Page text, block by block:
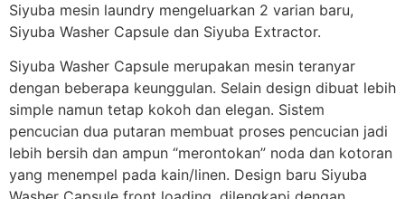
Siyuba mesin laundry mengeluarkan 2 varian baru,
Siyuba Washer Capsule dan Siyuba Extractor.
Siyuba Washer Capsule merupakan mesin teranyar
dengan beberapa keunggulan. Selain design dibuat lebih
simple namun tetap kokoh dan elegan. Sistem
pencucian dua putaran membuat proses pencucian jadi
lebih bersih dan ampun “merontokan” noda dan kotoran
yang menempel pada kain/linen. Design baru Siyuba